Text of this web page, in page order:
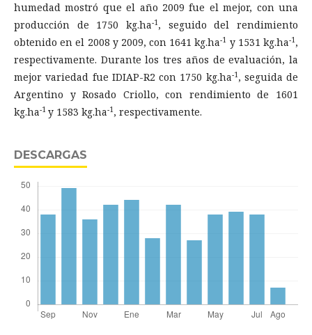
humedad mostró que el año 2009 fue el mejor, con una
producción de 1750 kg.ha-1 , seguido del rendimiento
obtenido en el 2008 y 2009, con 1641 kg.ha-1 y 1531 kg.ha-1 ,
respectivamente. Durante los tres años de evaluación, la
mejor variedad fue IDIAP-R2 con 1750 kg.ha-1, seguida de
Argentino y Rosado Criollo, con rendimiento de 1601
kg.ha-1 y 1583 kg.ha-1 , respectivamente.
DESCARGAS